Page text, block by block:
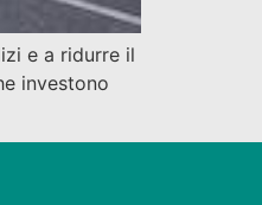
e a ridurre il
investono